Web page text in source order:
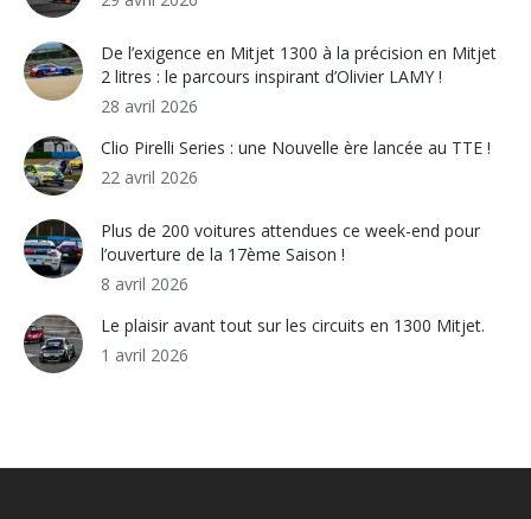
De l’exigence en Mitjet 1300 à la précision en Mitjet
2 litres : le parcours inspirant d’Olivier LAMY !
28 avril 2026
Clio Pirelli Series : une Nouvelle ère lancée au TTE !
22 avril 2026
Plus de 200 voitures attendues ce week-end pour
l’ouverture de la 17ème Saison !
8 avril 2026
Le plaisir avant tout sur les circuits en 1300 Mitjet.
1 avril 2026